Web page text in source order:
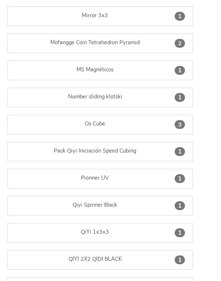
1
Mirror 3x3
2
Mofangge Coin Tetrahedron Pyramid
1
MS Magnéticos
1
Number sliding klotski
3
Os Cube
1
Pack Qiyi Iniciación Speed Cubing
1
Pionner UV
1
Qiyi Spinner Black
1
QiYi 1x3x3
1
QIYI 2X2 QIDI BLACK